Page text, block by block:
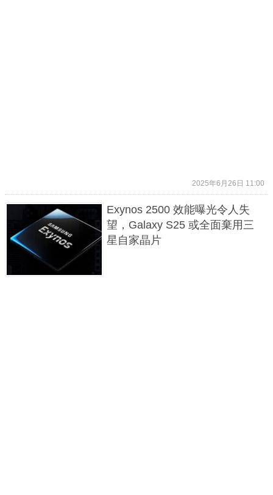
2025年6月26日 11:00
Exynos 2500 效能曝光令人失
望，Galaxy S25 或全面棄用三
星自家晶片